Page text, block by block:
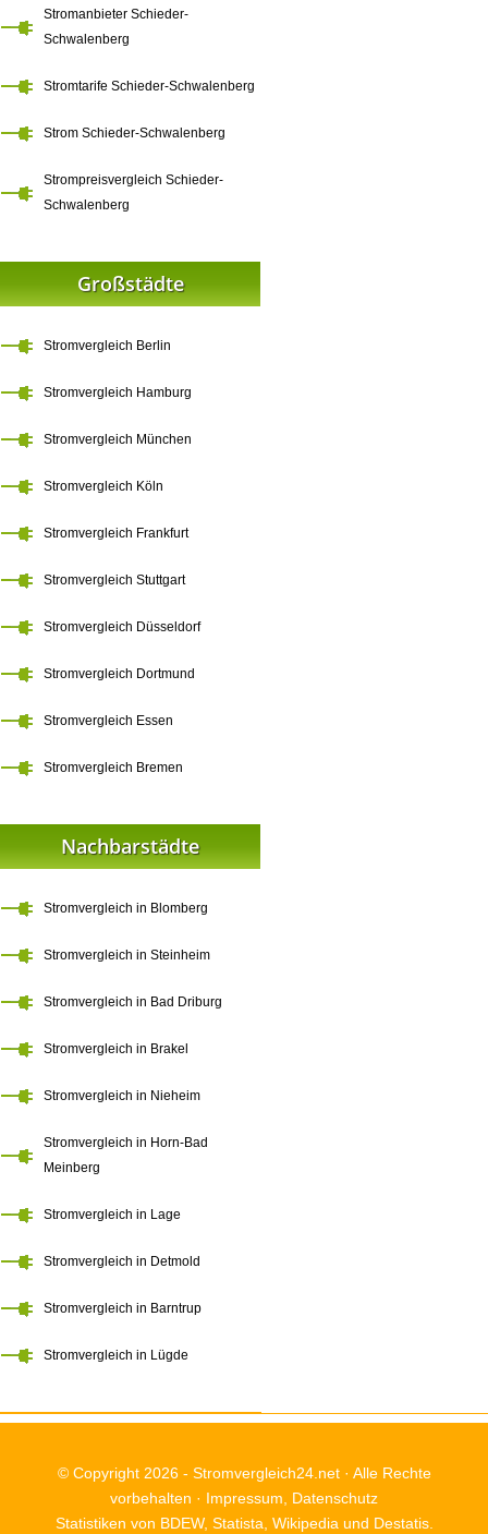
Stromanbieter Schieder-
Schwalenberg
Stromtarife Schieder-Schwalenberg
Strom Schieder-Schwalenberg
Strompreisvergleich Schieder-
Schwalenberg
Großstädte
Stromvergleich Berlin
Stromvergleich Hamburg
Stromvergleich München
Stromvergleich Köln
Stromvergleich Frankfurt
Stromvergleich Stuttgart
Stromvergleich Düsseldorf
Stromvergleich Dortmund
Stromvergleich Essen
Stromvergleich Bremen
Nachbarstädte
Stromvergleich in Blomberg
Stromvergleich in Steinheim
Stromvergleich in Bad Driburg
Stromvergleich in Brakel
Stromvergleich in Nieheim
Stromvergleich in Horn-Bad
Meinberg
Stromvergleich in Lage
Stromvergleich in Detmold
Stromvergleich in Barntrup
Stromvergleich in Lügde
© Copyright 2026 - Stromvergleich24.net· Alle Rechte
vorbehalten · Impressum
Datenschutz
Statistiken von BDEW, Statista, Wikipedia und Destatis.